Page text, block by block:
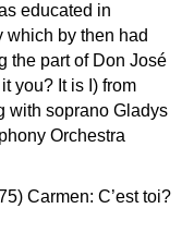
educated in
which by then had
the part of Don José
it you? It is I) from
with soprano Gladys
Orchestra
Carmen: C’est toi?